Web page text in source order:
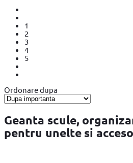
1
2
3
4
5
Ordonare dupa
Geanta scule,
pentru unelte si